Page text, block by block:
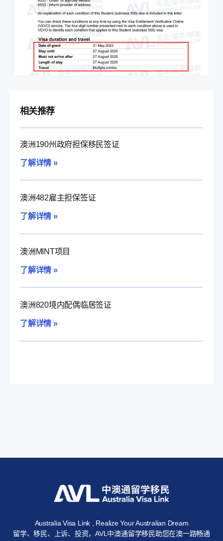
相关推荐
澳洲190州政府担保移民签证
了解详情 »
澳洲482雇主担保签证
了解详情 »
澳洲MINT项目
了解详情 »
澳洲820境内配偶临居签证
了解详情 »
Australia Visa Link , Realize Your Australian Dream
留学、移民、上诉、投资，AVL中澳通留学移民助您在澳一路畅通